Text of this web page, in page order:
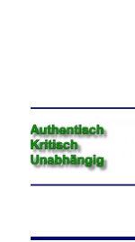
Jeder
Meinung
frei zu